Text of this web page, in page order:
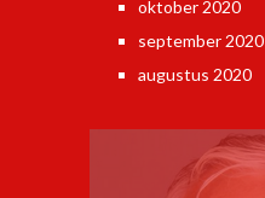
oktober 2020
september 2020
augustus 2020